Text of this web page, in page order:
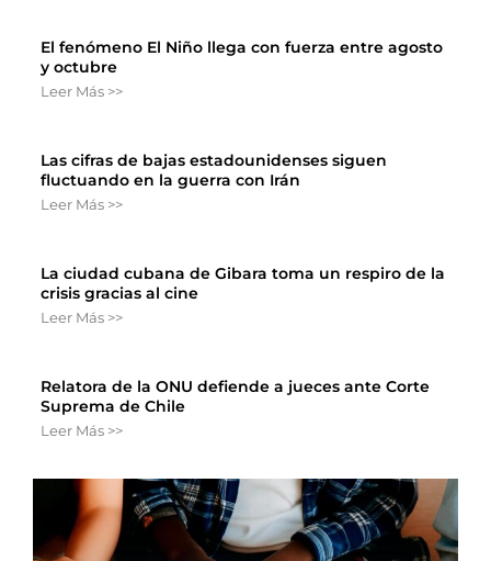
El fenómeno El Niño llega con fuerza entre agosto
y octubre
Leer Más >>
Las cifras de bajas estadounidenses siguen
fluctuando en la guerra con Irán
Leer Más >>
La ciudad cubana de Gibara toma un respiro de la
crisis gracias al cine
Leer Más >>
Relatora de la ONU defiende a jueces ante Corte
Suprema de Chile
Leer Más >>